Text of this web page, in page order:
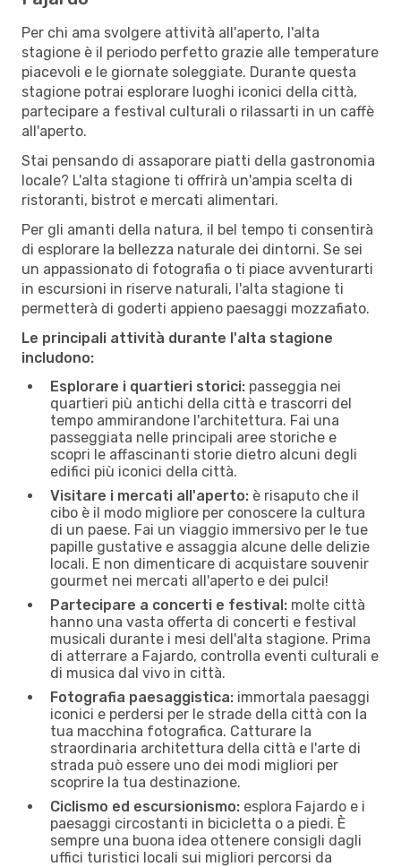
Per chi ama svolgere attività all'aperto, l'alta
stagione è il periodo perfetto grazie alle temperature
piacevoli e le giornate soleggiate. Durante questa
stagione potrai esplorare luoghi iconici della città,
partecipare a festival culturali o rilassarti in un caffè
all'aperto.
Stai pensando di assaporare piatti della gastronomia
locale? L'alta stagione ti offrirà un'ampia scelta di
ristoranti, bistrot e mercati alimentari.
Per gli amanti della natura, il bel tempo ti consentirà
di esplorare la bellezza naturale dei dintorni. Se sei
un appassionato di fotografia o ti piace avventurarti
in escursioni in riserve naturali, l'alta stagione ti
permetterà di goderti appieno paesaggi mozzafiato.
Le principali attività durante l'alta stagione
includono:
Esplorare i quartieri storici: passeggia nei
quartieri più antichi della città e trascorri del
tempo ammirandone l'architettura. Fai una
passeggiata nelle principali aree storiche e
scopri le affascinanti storie dietro alcuni degli
edifici più iconici della città.
Visitare i mercati all'aperto: è risaputo che il
cibo è il modo migliore per conoscere la cultura
di un paese. Fai un viaggio immersivo per le tue
papille gustative e assaggia alcune delle delizie
locali. E non dimenticare di acquistare souvenir
gourmet nei mercati all'aperto e dei pulci!
Partecipare a concerti e festival: molte città
hanno una vasta offerta di concerti e festival
musicali durante i mesi dell'alta stagione. Prima
di atterrare a Fajardo, controlla eventi culturali e
di musica dal vivo in città.
Fotografia paesaggistica: immortala paesaggi
iconici e perdersi per le strade della città con la
tua macchina fotografica. Catturare la
straordinaria architettura della città e l'arte di
strada può essere uno dei modi migliori per
scoprire la tua destinazione.
Ciclismo ed escursionismo: esplora Fajardo e i
paesaggi circostanti in bicicletta o a piedi. È
sempre una buona idea ottenere consigli dagli
uffici turistici locali sui migliori percorsi da